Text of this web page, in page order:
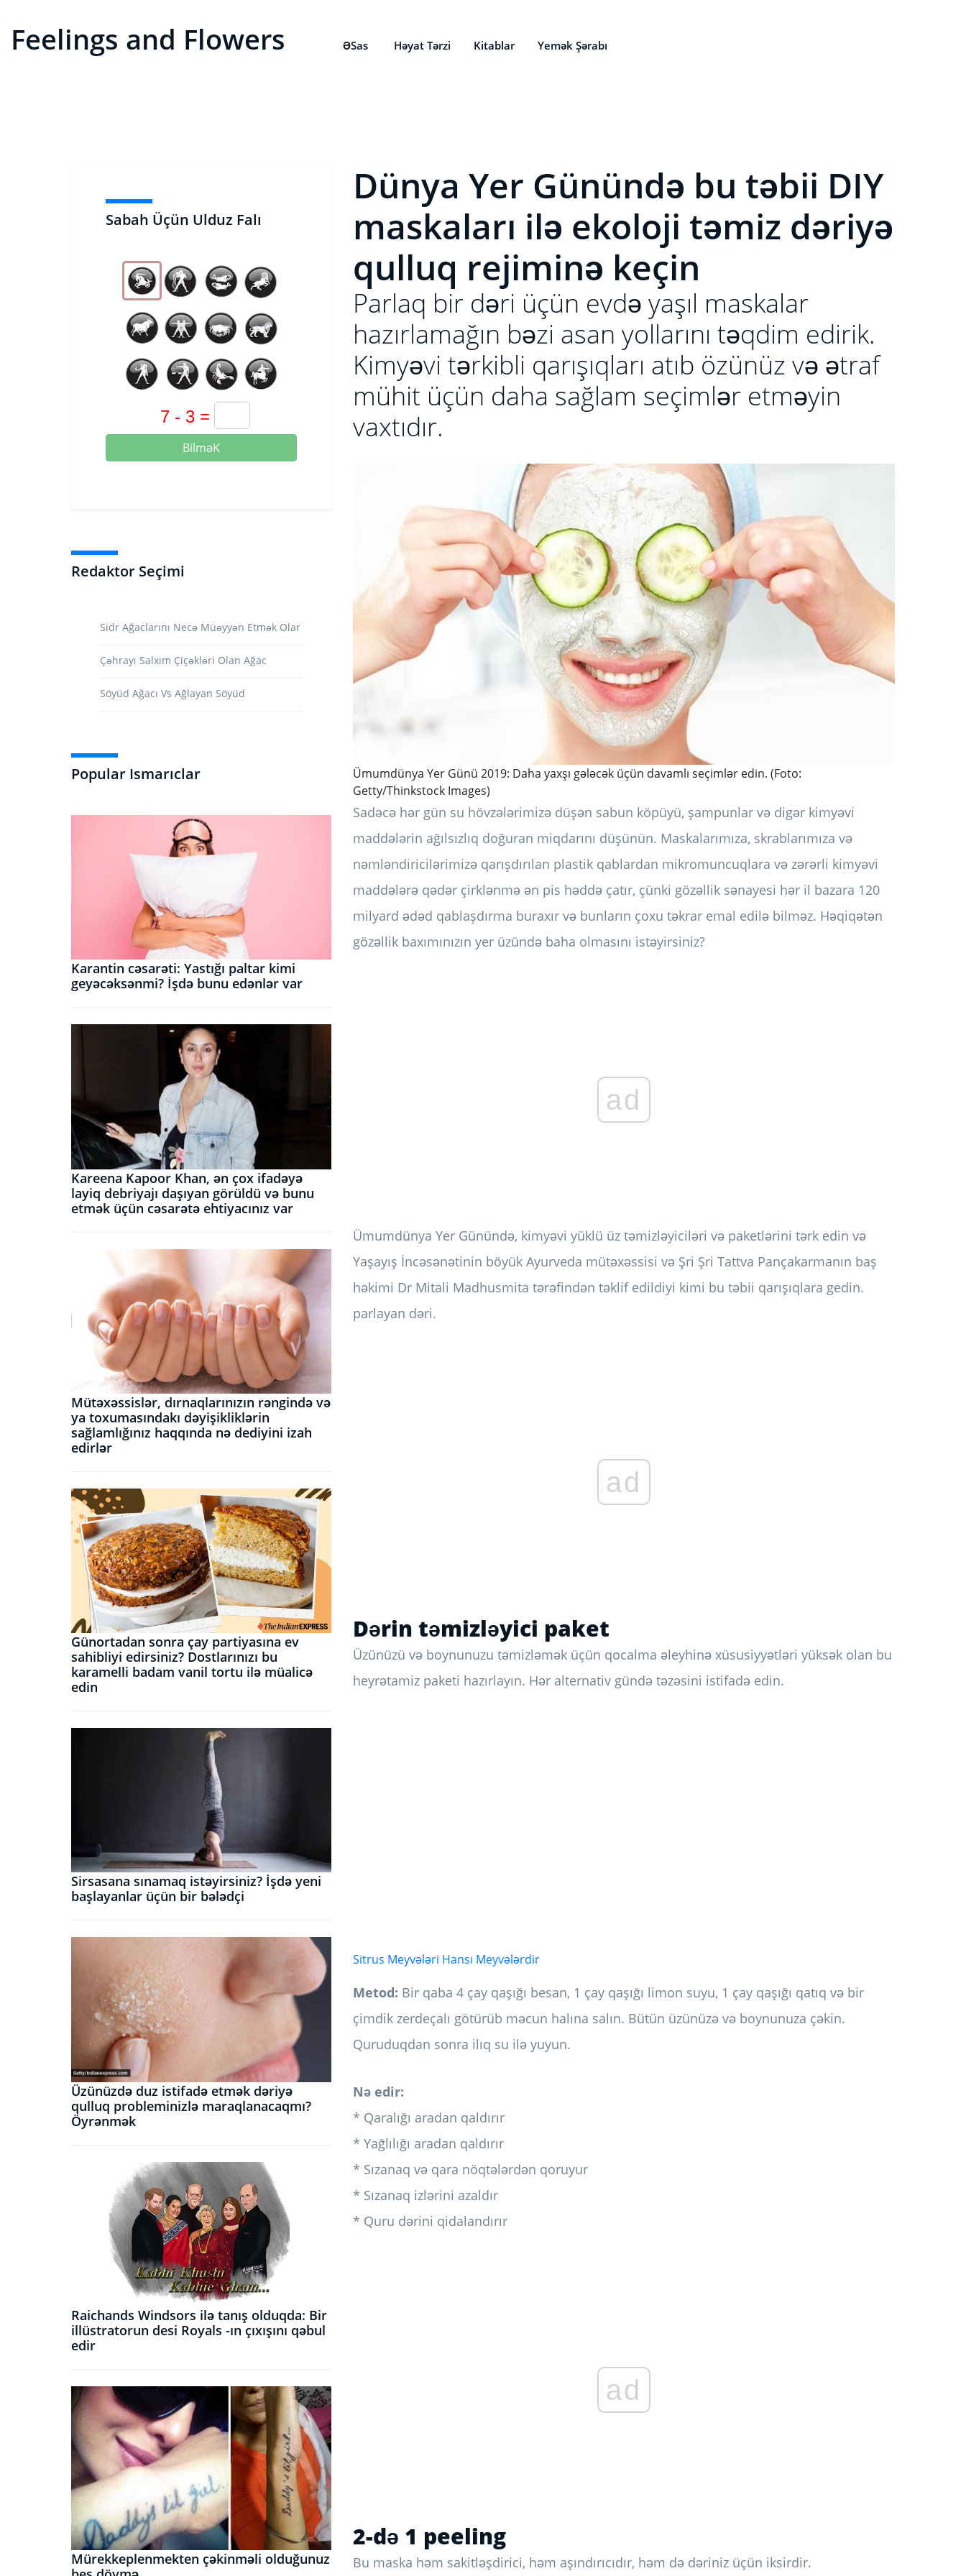
Feelings and Flowers ƏSas Həyat Tərzi Kitablar Yemək Şərabı
Sabah Üçün Ulduz Falı
BilməK
Redaktor Seçimi
Sidr Ağaclarını Necə Müəyyən Etmək Olar
Çəhrayı Salxım Çiçəkləri Olan Ağac
Söyüd Ağacı Vs Ağlayan Söyüd
Popular Ismarıclar
Karantin cəsarəti: Yastığı paltar kimi
geyəcəksənmi? İşdə bunu edənlər var
Kareena Kapoor Khan, ən çox ifadəyə
layiq debriyajı daşıyan görüldü və bunu
etmək üçün cəsarətə ehtiyacınız var
Mütəxəssislər, dırnaqlarınızın rəngində və
ya toxumasındakı dəyişikliklərin
sağlamlığınız haqqında nə dediyini izah
edirlər
Günortadan sonra çay partiyasına ev
sahibliyi edirsiniz? Dostlarınızı bu
karamelli badam vanil tortu ilə müalicə
edin
Sirsasana sınamaq istəyirsiniz? İşdə yeni
başlayanlar üçün bir bələdçi
Üzünüzdə duz istifadə etmək dəriyə
qulluq probleminizlə maraqlanacaqmı?
Öyrənmək
Raichands Windsors ilə tanış olduqda: Bir
illüstratorun desi Royals -ın çıxışını qəbul
edir
Mürekkeplenmekten çəkinməli olduğunuz
Dünya Yer Günündə bu təbii DIY
maskaları ilə ekoloji təmiz dəriyə
qulluq rejiminə keçin
Parlaq bir dəri üçün evdə yaşıl maskalar
hazırlamağın bəzi asan yollarını təqdim edirik.
Kimyəvi tərkibli qarışıqları atıb özünüz və ətraf
mühit üçün daha sağlam seçimlər etməyin
vaxtıdır.
Ümumdünya Yer Günü 2019: Daha yaxşı gələcək üçün davamlı seçimlər edin. (Foto:
Getty/Thinkstock Images)
Sadəcə hər gün su hövzələrimizə düşən sabun köpüyü, şampunlar və digər kimyəvi
maddələrin ağılsızlıq doğuran miqdarını düşünün. Maskalarımıza, skrablarımıza və
nəmləndiricilərimizə qarışdırılan plastik qablardan mikromuncuqlara və zərərli kimyəvi
maddələrə qədər çirklənmə ən pis həddə çatır, çünki gözəllik sənayesi hər il bazara 120
milyard ədəd qablaşdırma buraxır və bunların çoxu təkrar emal edilə bilməz. Həqiqətən
gözəllik baxımınızın yer üzündə baha olmasını istəyirsiniz?
ad
Ümumdünya Yer Günündə, kimyəvi yüklü üz təmizləyiciləri və paketlərini tərk edin və
Yaşayış İncəsənətinin böyük Ayurveda mütəxəssisi və Şri Şri Tattva Pançakarmanın baş
həkimi Dr Mitali Madhusmita tərəfindən təklif edildiyi kimi bu təbii qarışıqlara gedin.
parlayan dəri.
ad
Dərin təmizləyici paket
Üzünüzü və boynunuzu təmizləmək üçün qocalma əleyhinə xüsusiyyətləri yüksək olan bu
heyrətamiz paketi hazırlayın. Hər alternativ gündə təzəsini istifadə edin.
Sitrus Meyvələri Hansı Meyvələrdir
Metod: Bir qaba 4 çay qaşığı besan, 1 çay qaşığı limon suyu, 1 çay qaşığı qatıq və bir
çimdik zerdeçalı götürüb məcun halına salın. Bütün üzünüzə və boynunuza çəkin.
Quruduqdan sonra ilıq su ilə yuyun.
Nə edir:
* Qaralığı aradan qaldırır
* Yağlılığı aradan qaldırır
* Sızanaq və qara nöqtələrdən qoruyur
* Sızanaq izlərini azaldır
* Quru dərini qidalandırır
ad
2-də 1 peeling
Bu maska ​​həm sakitləşdirici, həm aşındırıcıdır, həm də dəriniz üçün iksirdir.